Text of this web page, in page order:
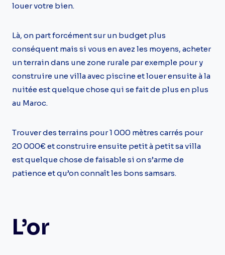
louer votre bien.
Là, on part forcément sur un budget plus
conséquent mais si vous en avez les moyens, acheter
un terrain dans une zone rurale par exemple pour y
construire une villa avec piscine et louer ensuite à la
nuitée est quelque chose qui se fait de plus en plus
au Maroc.
Trouver des terrains pour 1 000 mètres carrés pour
20 000€ et construire ensuite petit à petit sa villa
est quelque chose de faisable si on s’arme de
patience et qu’on connaît les bons samsars.
L’or